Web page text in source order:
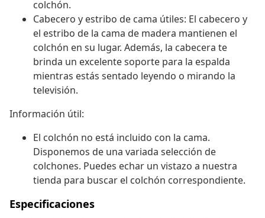
colchón.
Cabecero y estribo de cama útiles: El cabecero y
el estribo de la cama de madera mantienen el
colchón en su lugar. Además, la cabecera te
brinda un excelente soporte para la espalda
mientras estás sentado leyendo o mirando la
televisión.
Información útil:
El colchón no está incluido con la cama.
Disponemos de una variada selección de
colchones. Puedes echar un vistazo a nuestra
tienda para buscar el colchón correspondiente.
Especificaciones